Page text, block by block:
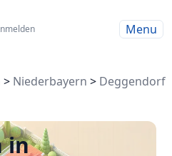
Menu
> Niederbayern > Deggendorf
in